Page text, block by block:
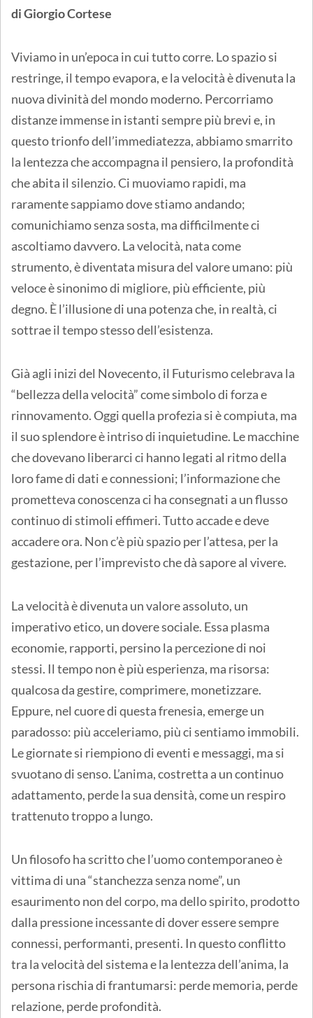
di Giorgio Cortese
Viviamo in un’epoca in cui tutto corre. Lo spazio si
restringe, il tempo evapora, e la velocità è divenuta la
nuova divinità del mondo moderno. Percorriamo
distanze immense in istanti sempre più brevi e, in
questo trionfo dell’immediatezza, abbiamo smarrito
la lentezza che accompagna il pensiero, la profondità
che abita il silenzio. Ci muoviamo rapidi, ma
raramente sappiamo dove stiamo andando;
comunichiamo senza sosta, ma difficilmente ci
ascoltiamo davvero. La velocità, nata come
strumento, è diventata misura del valore umano: più
veloce è sinonimo di migliore, più efficiente, più
degno. È l’illusione di una potenza che, in realtà, ci
sottrae il tempo stesso dell’esistenza.
Già agli inizi del Novecento, il Futurismo celebrava la
“bellezza della velocità” come simbolo di forza e
rinnovamento. Oggi quella profezia si è compiuta, ma
il suo splendore è intriso di inquietudine. Le macchine
che dovevano liberarci ci hanno legati al ritmo della
loro fame di dati e connessioni; l’informazione che
prometteva conoscenza ci ha consegnati a un flusso
continuo di stimoli effimeri. Tutto accade e deve
accadere ora. Non c’è più spazio per l’attesa, per la
gestazione, per l’imprevisto che dà sapore al vivere.
La velocità è divenuta un valore assoluto, un
imperativo etico, un dovere sociale. Essa plasma
economie, rapporti, persino la percezione di noi
stessi. Il tempo non è più esperienza, ma risorsa:
qualcosa da gestire, comprimere, monetizzare.
Eppure, nel cuore di questa frenesia, emerge un
paradosso: più acceleriamo, più ci sentiamo immobili.
Le giornate si riempiono di eventi e messaggi, ma si
svuotano di senso. L’anima, costretta a un continuo
adattamento, perde la sua densità, come un respiro
trattenuto troppo a lungo.
Un filosofo ha scritto che l’uomo contemporaneo è
vittima di una “stanchezza senza nome”, un
esaurimento non del corpo, ma dello spirito, prodotto
dalla pressione incessante di dover essere sempre
connessi, performanti, presenti. In questo conflitto
tra la velocità del sistema e la lentezza dell’anima, la
persona rischia di frantumarsi: perde memoria, perde
relazione, perde profondità.